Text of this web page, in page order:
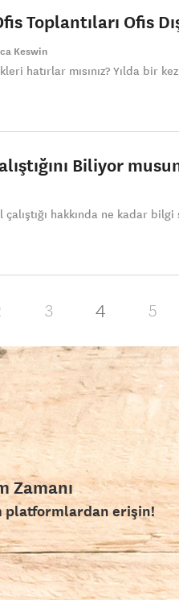
Toplantıları Ofis
Keswin
hatırlar mısınız? Yılda bir
Biliyor
hakkında ne kadar
3 4 5
Zamanı
platformlardan erişin!